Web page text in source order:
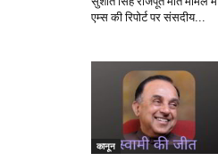
एम्स की रिपोर्ट पर संसदीय...
कानून